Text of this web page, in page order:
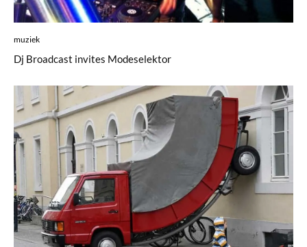
muziek
Dj Broadcast invites Modeselektor